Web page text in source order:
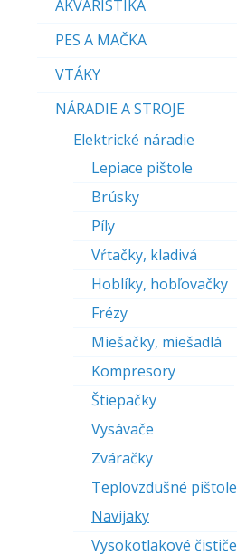
AKVARISTIKA
PES A MAČKA
VTÁKY
NÁRADIE A STROJE
Elektrické náradie
Lepiace pištole
Brúsky
Píly
Vŕtačky, kladivá
Hoblíky, hobľovačky
Frézy
Miešačky, miešadlá
Kompresory
Štiepačky
Vysávače
Zváračky
Teplovzdušné pištole
Navijaky
Vysokotlakové čističe